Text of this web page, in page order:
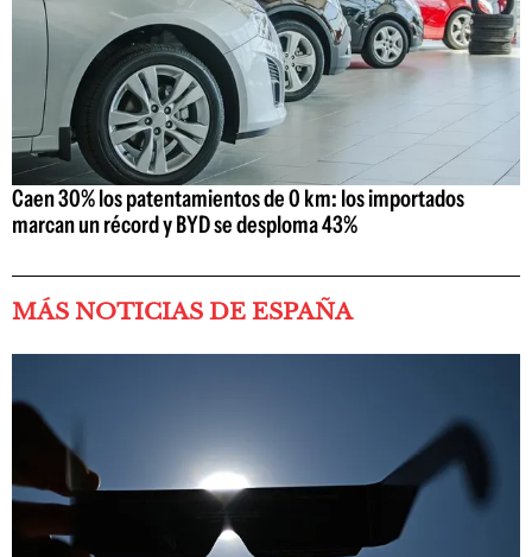
Caen 30% los patentamientos de 0 km: los importados
marcan un récord y BYD se desploma 43%
MÁS NOTICIAS DE ESPAÑA